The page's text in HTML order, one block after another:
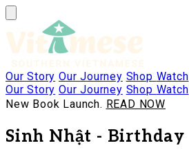
Our Story Our Journey Shop Watch
Our Story Our Journey Shop Watch
New Book Launch. READ NOW
Sinh Nhật - Birthday